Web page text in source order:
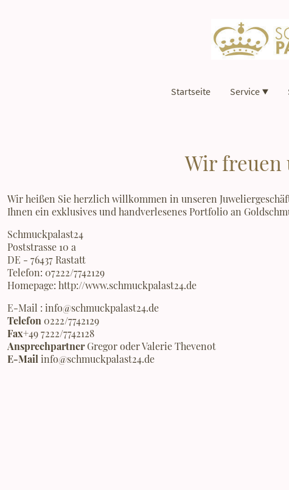
Startseite Service
Wir freuen
Wir heißen Sie herzlich willkommen in unseren
Ihnen ein exklusives und handverlesenes Portfolio an
Schmuckpalast24
Poststrasse 10 a
DE - 76437 Rastatt
Telefon: 07222/7742129
Homepage: http://www.schmuckpalast24.de
E-Mail : info@schmuckpalast24.de
Telefon 0222/7742129
Fax+49 7222/7742128
AnsprechpartnerGregor oder Valerie Thevenot
E-Mail info@schmuckpalast24.de